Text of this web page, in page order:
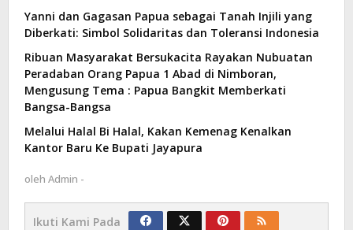
Yanni dan Gagasan Papua sebagai Tanah Injili yang
Diberkati: Simbol Solidaritas dan Toleransi Indonesia
Ribuan Masyarakat Bersukacita Rayakan Nubuatan
Peradaban Orang Papua 1 Abad di Nimboran,
Mengusung Tema : Papua Bangkit Memberkati
Bangsa-Bangsa
Melalui Halal Bi Halal, Kakan Kemenag Kenalkan
Kantor Baru Ke Bupati Jayapura
oleh Admin -
Ikuti Kami Pada